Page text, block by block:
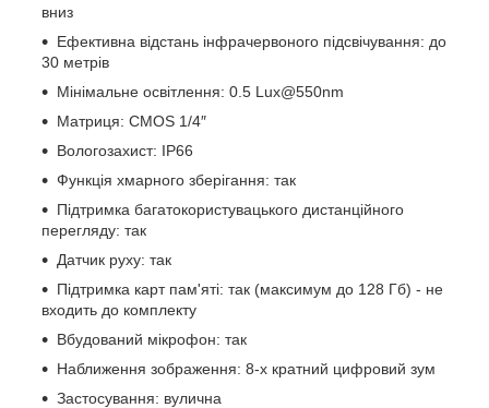
вниз
Ефективна відстань інфрачервоного підсвічування: до
30 метрів
Мінімальне освітлення: 0.5 Lux@550nm
Матриця: CMOS 1/4″
Вологозахист: IP66
Функція хмарного зберігання: так
Підтримка багатокористувацького дистанційного
перегляду: так
Датчик руху: так
Підтримка карт пам'яті: так (максимум до 128 Гб) - не
входить до комплекту
Вбудований мікрофон: так
Наближення зображення: 8-х кратний цифровий зум
Застосування: вулична